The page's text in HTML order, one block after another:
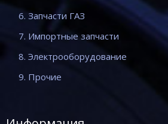
6. Запчасти ГАЗ
7. Импортные запчасти
8. Электрооборудование
9. Прочие